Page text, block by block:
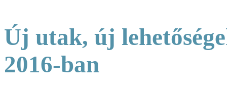
Új utak, új
2016-ban